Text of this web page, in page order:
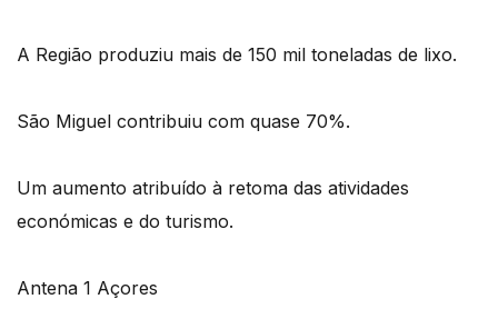
A Região produziu mais de 150 mil toneladas de lixo.
São Miguel contribuiu com quase 70%.
Um aumento atribuído à retoma das atividades
económicas e do turismo.
Antena 1 Açores